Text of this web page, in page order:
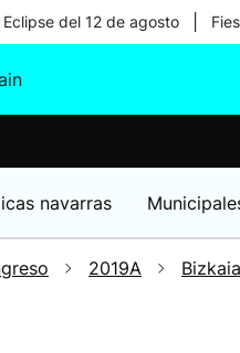
Eclipse del 12 de agosto
navarras
2019A Bizkaia